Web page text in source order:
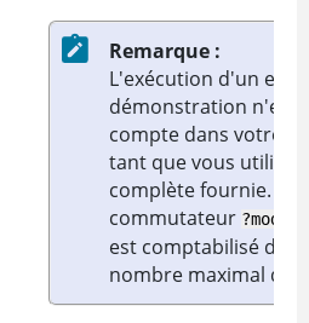
Remarque :
L'exécution d'un
démonstration n'est
compte dans votre
tant que vous utilisez
complète fournie. Si
commutateur
est comptabilisé
nombre maximal de